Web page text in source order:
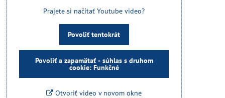
Prajete si načítať Youtube video?
Povoliť tentokrát
Povoliť a zapamätať - súhlas s druhom
cookie: Funkčné
Otvoriť video v novom okne